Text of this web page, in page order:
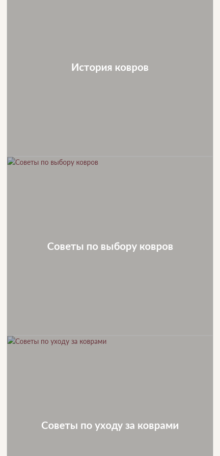
История ковров
Советы по выбору ковров
Советы по уходу за коврами